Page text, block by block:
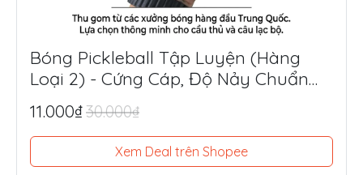
Bóng Pickleball Tập Luyện (Hàng
Loại 2) - Cứng Cáp, Độ Nảy Chuẩn
Thi Đấu, Siêu Tiết Kiệm
11.000₫30.000₫
Xem Deal trên Shopee